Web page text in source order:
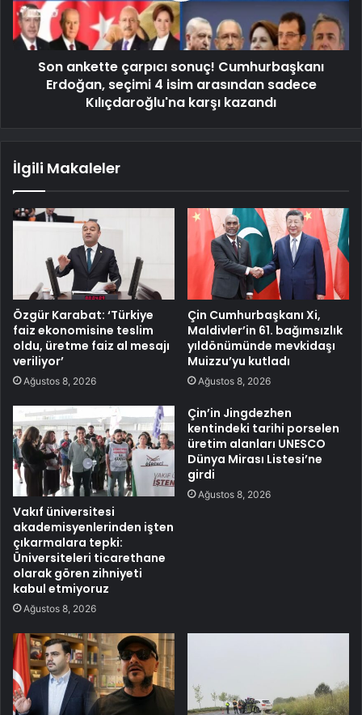
Son ankette çarpıcı sonuç! Cumhurbaşkanı
Erdoğan, seçimi 4 isim arasından sadece
Kılıçdaroğlu'na karşı kazandı
İlgili Makaleler
Özgür Karabat: ‘Türkiye
faiz ekonomisine teslim
oldu, üretme faiz al mesajı
veriliyor’
Ağustos 8, 2026
Çin Cumhurbaşkanı Xi,
Maldivler’in 61. bağımsızlık
yıldönümünde mevkidaşı
Muizzu’yu kutladı
Ağustos 8, 2026
Vakıf üniversitesi
akademisyenlerinden işten
çıkarmalara tepki:
Üniversiteleri ticarethane
olarak gören zihniyeti
kabul etmiyoruz
Ağustos 8, 2026
Çin’in Jingdezhen
kentindeki tarihi porselen
üretim alanları UNESCO
Dünya Mirası Listesi’ne
girdi
Ağustos 8, 2026